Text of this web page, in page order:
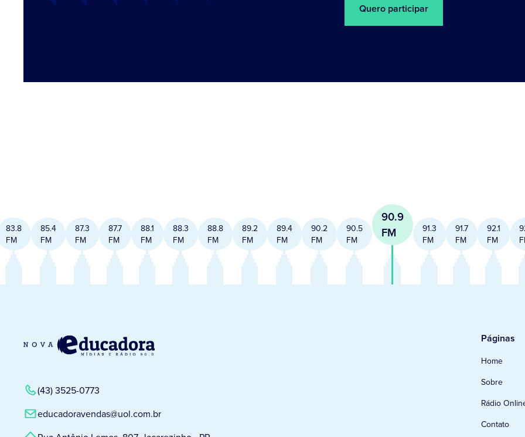
Quero participar
83.8
FM
85.4
FM
87.3
FM
87.7
FM
88.1
FM
88.3
FM
88.8
FM
89.2
FM
89.4
FM
90.2
FM
90.5
FM
90.9
FM
91.3
FM
91.7
FM
92.1
FM
(43) 3525-0773
educadoravendas@uol.com.br
Páginas
Home
Sobre
Rádio
Contato